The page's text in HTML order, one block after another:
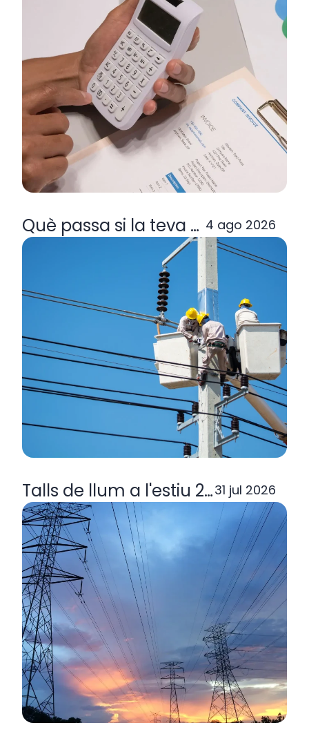
Què passa si la teva 4 ago 2026
Talls de llum a l'estiu 2026: per
31 jul 2026